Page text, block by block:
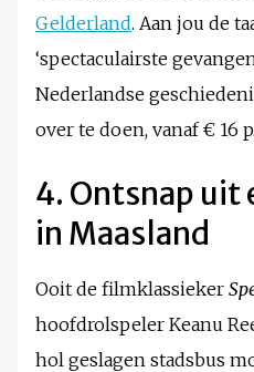
Gelderland. Aan jou de
‘spectaculairste
Nederlandse
over te doen, vanaf € 16
4. Ontsnap uit
in Maasland
Ooit de filmklassieker
hoofdrolspeler Keanu
hol geslagen stadsbus